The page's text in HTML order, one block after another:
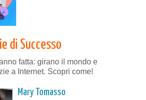
di Successo
fatta: girano il mondo e
a Internet. Scopri come!
Mary Tomasso